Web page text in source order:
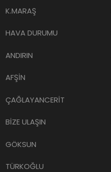
K.MARAŞ
HAVA DURUMU
ANDIRIN
AFŞİN
ÇAĞLAYANCERİT
BİZE ULAŞIN
GÖKSUN
TÜRKOĞLU